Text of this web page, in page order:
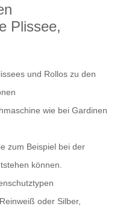
Plissee,
und Rollos zu den
wie bei Gardinen
zum Beispiel bei der
können.
oder Silber,